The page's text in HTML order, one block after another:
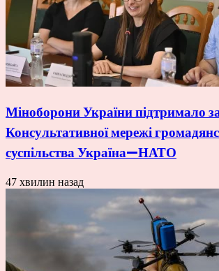
Міноборони України підтримало
Консультативної мережі
суспільства Україна—НАТО
47 хвилин назад